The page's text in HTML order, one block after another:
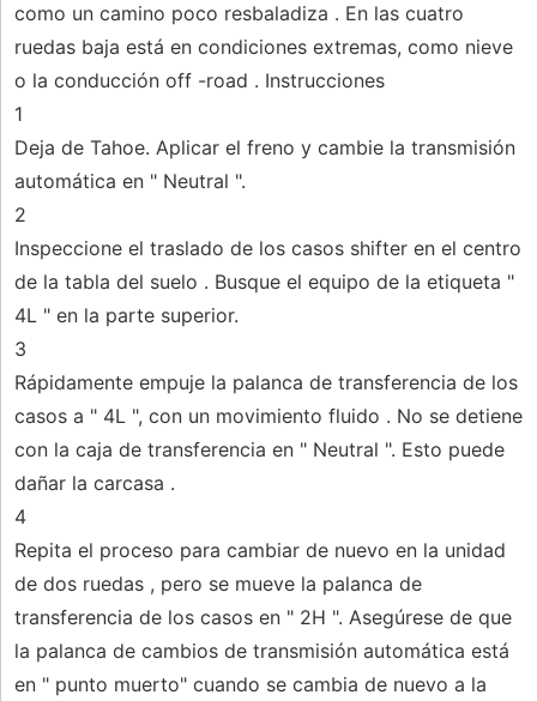
como un camino poco resbaladiza . En las cuatro
ruedas baja está en condiciones extremas, como nieve
o la conducción off -road . Instrucciones
1
Deja de Tahoe. Aplicar el freno y cambie la transmisión
automática en " Neutral ".
2
Inspeccione el traslado de los casos shifter en el centro
de la tabla del suelo . Busque el equipo de la etiqueta "
4L " en la parte superior.
3
Rápidamente empuje la palanca de transferencia de los
casos a " 4L ", con un movimiento fluido . No se detiene
con la caja de transferencia en " Neutral ". Esto puede
dañar la carcasa .
4
Repita el proceso para cambiar de nuevo en la unidad
de dos ruedas , pero se mueve la palanca de
transferencia de los casos en " 2H ". Asegúrese de que
la palanca de cambios de transmisión automática está
en " punto muerto" cuando se cambia de nuevo a la